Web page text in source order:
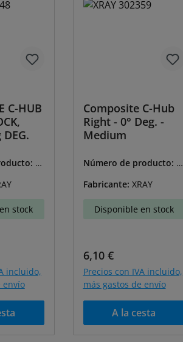
C-HUB
DEG.
X-
stock
incluido,
envío
Composite C-Hub
Right - 0° Deg. -
Medium
Número de producto: X-
Fabricante: XRAY
Disponible en stock
Precio normal:
6,10 €
Precios con IVA incluido,
más gastos de envío
A la cesta